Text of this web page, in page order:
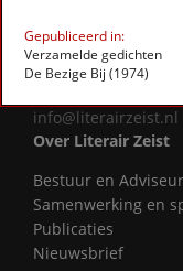
Gepubliceerd in:
Verzamelde gedichten
De Bezige Bij (1974)
Fotoalbum
info@literairzeist.nl
Over Literair Zeist
Bestuur en
Samenwerking en
Publicaties
Nieuwsbrief